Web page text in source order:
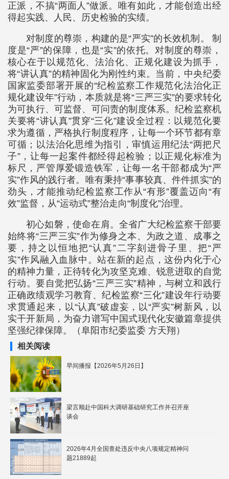
正派，不搞“两面人”做派。唯有如此，才能创造出经
得起实践、人民、历史检验的实绩。
对制度的尊崇，构建的是“严实”的长效机制。 制
度是“严”的保障，也是“实”的依托。对制度的尊崇，
核心在于以规范化、法治化、正规化建设为抓手，
将“讲认真”的精神固化为刚性约束。当前，中央纪委
国家监委部署开展的“纪检监察工作规范化法治化正
规化建设年”行动，本质就是将“三严三实”的要求转化
为可执行、可监督、可问责的制度体系。纪检监察机
关要将“讲认真”贯穿“三化”建设全过程：以规范化要
求为遵循，严格执行制度程序，让每一个环节都有章
可循；以法治化思维为指引，审慎运用纪法“两把尺
子”，让每一起案件都经得起检验；以正规化标准为
标尺，严管厚爱锻造铁军，让每一名干部都成为“严
实”作风的践行者。唯有秉持“事事较真、件件抓实”的
劲头，才能推动纪检监察工作从“有形”覆盖迈向“有
效”监督，从“运动式”整治走向“制度化”治理。
初心如磐，使命在肩。全省广大纪检监察干部要
始终将“三严三实”作为修身之本、为政之道、成事之
要，持之以恒地把“认真”二字刻进骨子里、把“严
实”作风融入血脉中。站在新的起点，这份内化于心
的精神力量，正待转化为攻坚克难、锐意进取的自觉
行动。要自觉把弘扬“三严三实”精神，与树立和践行
正确政绩观学习教育、纪检监察“三化”建设年行动要
求贯通起来，以“认真”破虚妄，以“严实”树新风，以
实干开新局，为奋力谱写中国式现代化安徽篇章提供
坚强纪律保障。（阜阳市纪委监委 方天翔）
相关阅读
早间播报【2026年5月26日】
梁言顺赴中国科大调研基础研究工作并召开座
谈会
2026年4月全国查处违反中央八项规定精神问
题21889起